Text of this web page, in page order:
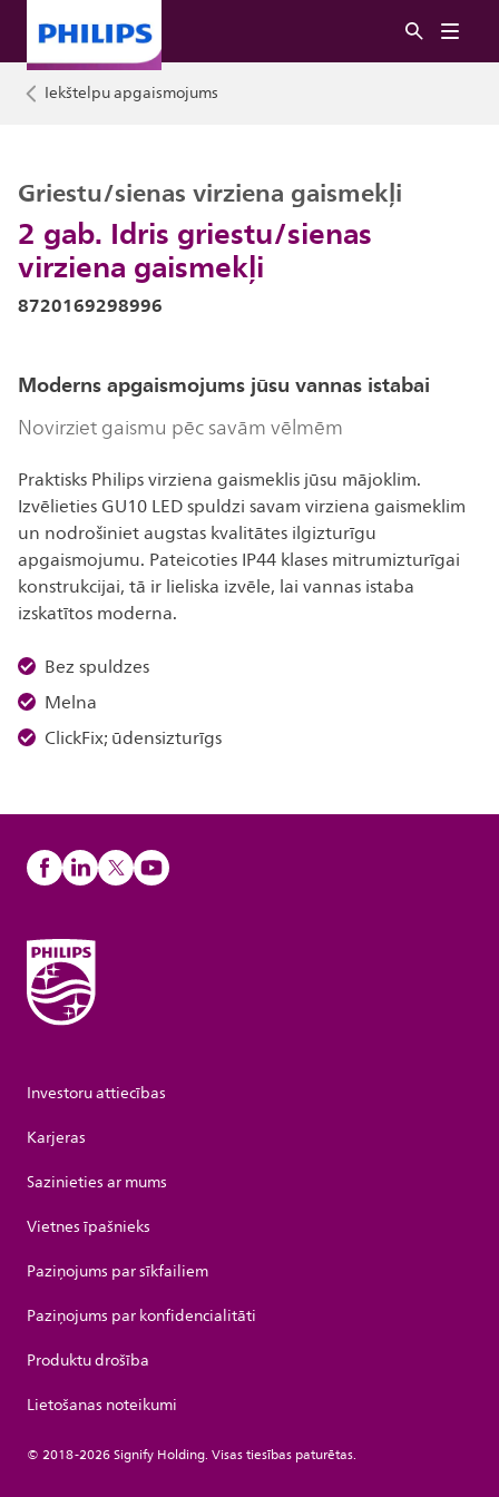
Iekštelpu apgaismojums
2 gab. Idris griestu/sienas
virziena gaismekļi
Griestu/sienas virziena gaismekļi
8720169298996
Moderns apgaismojums jūsu vannas istabai
Novirziet gaismu pēc savām vēlmēm
Praktisks Philips virziena gaismeklis jūsu mājoklim.
Izvēlieties GU10 LED spuldzi savam virziena gaismeklim
un nodrošiniet augstas kvalitātes ilgizturīgu
apgaismojumu. Pateicoties IP44 klases mitrumizturīgai
konstrukcijai, tā ir lieliska izvēle, lai vannas istaba
izskatītos moderna.
Bez spuldzes
Melna
ClickFix; ūdensizturīgs
Investoru attiecības
Karjeras
Sazinieties ar mums
Vietnes īpašnieks
Paziņojums par sīkfailiem
Paziņojums par konfidencialitāti
Produktu drošība
Lietošanas noteikumi
© 2018-2026 Signify Holding. Visas tiesības paturētas.